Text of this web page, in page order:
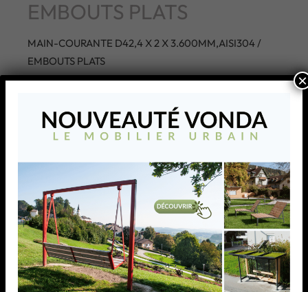
EMBOUTS PLATS
MAIN-COURANTE D42,4 X 2 X 3.600MM,AISI304 /
EMBOUTS PLATS
×